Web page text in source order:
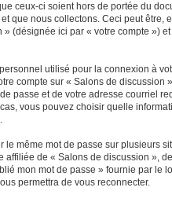
ceux-ci soient hors de portée du
que nous collectons. Ceci peut être,
(désignée ici par « votre compte »)
utilisé pour la connexion à
compte sur « Salons de discussion
passe et de votre adresse courriel
vous pouvez choisir quelle
même mot de passe sur plusieurs
de « Salons de discussion »,
mon mot de passe » fournie par le
permettra de vous reconnecter.